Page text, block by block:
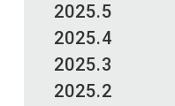
2025.5
2025.4
2025.3
2025.2